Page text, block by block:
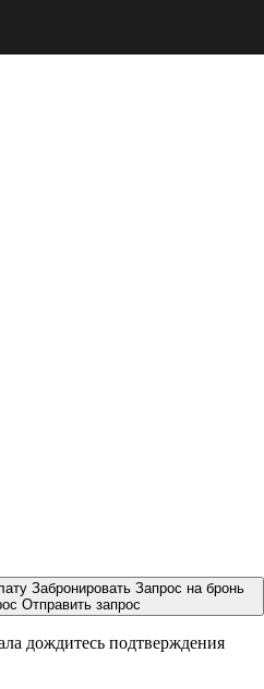
Забронировать Запрос на бронь
Отправить запрос
дождитесь подтверждения